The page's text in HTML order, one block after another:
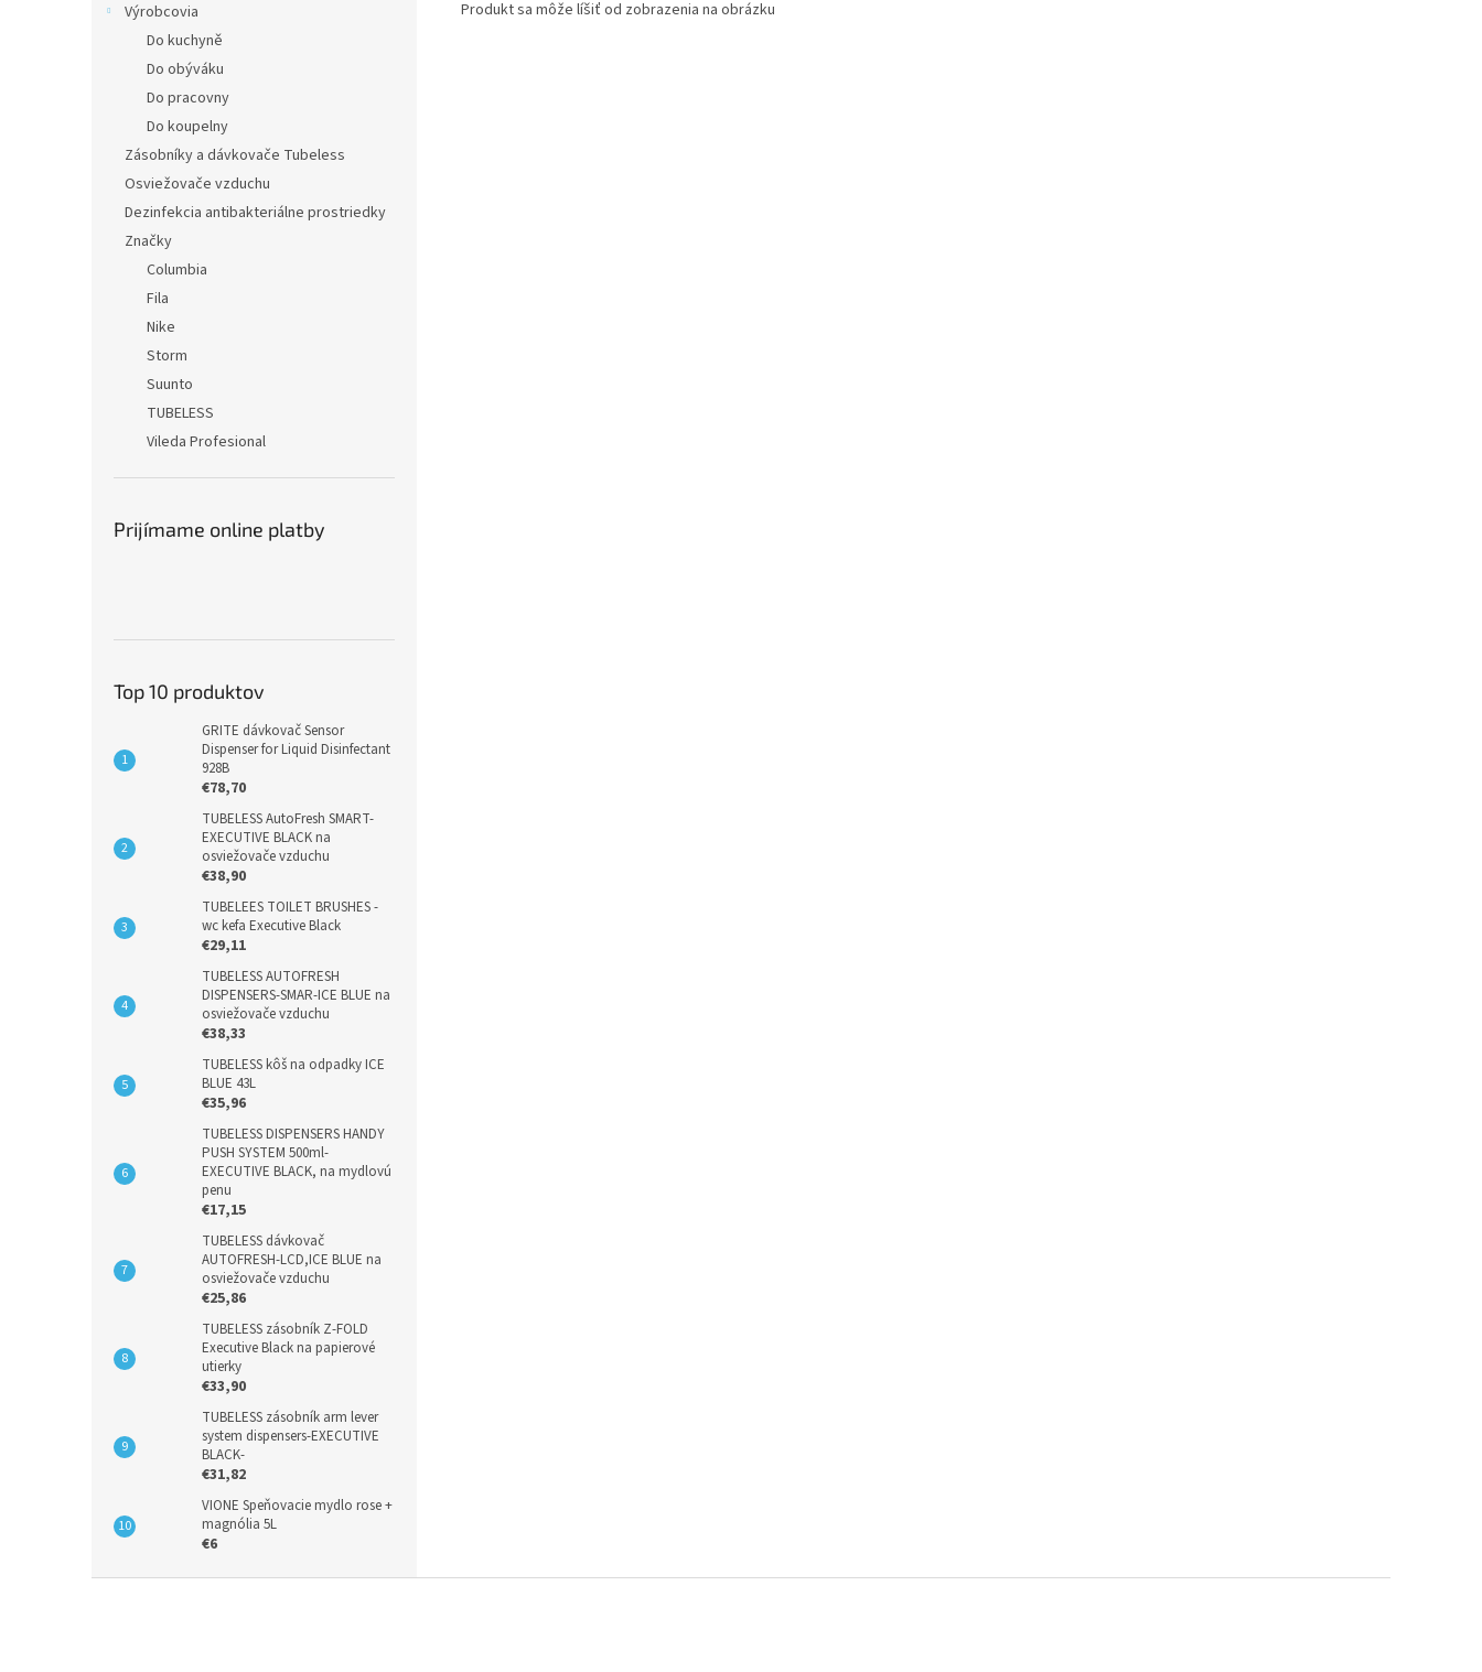
Výrobcovia
Do kuchyně
Do obýváku
Do pracovny
Do koupelny
Zásobníky a dávkovače Tubeless
Osviežovače vzduchu
Dezinfekcia antibakteriálne prostriedky
Značky
Columbia
Fila
Nike
Storm
Suunto
TUBELESS
Vileda Profesional
Prijímame online platby
Top 10 produktov
GRITE dávkovač Sensor
Dispenser for Liquid Disinfectant
928B
€78,70
TUBELESS AutoFresh SMART-
EXECUTIVE BLACK na
osviežovače vzduchu
€38,90
TUBELEES TOILET BRUSHES -
wc kefa Executive Black
€29,11
TUBELESS AUTOFRESH
DISPENSERS-SMAR-ICE BLUE na
osviežovače vzduchu
€38,33
TUBELESS kôš na odpadky ICE
BLUE 43L
€35,96
TUBELESS DISPENSERS HANDY
PUSH SYSTEM 500ml-
EXECUTIVE BLACK, na mydlovú
penu
€17,15
TUBELESS dávkovač
AUTOFRESH-LCD,ICE BLUE na
osviežovače vzduchu
€25,86
TUBELESS zásobník Z-FOLD
Executive Black na papierové
utierky
€33,90
TUBELESS zásobník arm lever
system dispensers-EXECUTIVE
BLACK-
€31,82
VIONE Speňovacie mydlo rose +
magnólia 5L
€6
Produkt sa môže líšiť od zobrazenia na obrázku